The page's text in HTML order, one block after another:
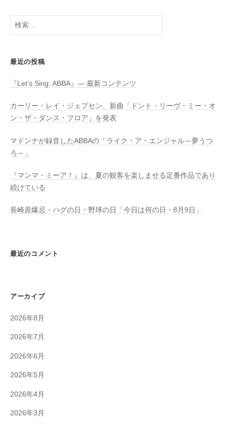
検
最近の投稿
『Let’s Sing: ABBA』― 最新コンテンツ
カーリー・レイ・ジェプセン、新曲「ドント・リーヴ・ミー・オ
ン・ザ・ダンス・フロア」を発表
マドンナが録音したABBAの「ライク・ア・エンジャル～夢うつ
ろ～」
『マンマ・ミーア！』は、夏の観客を楽しませる定番作品であり
続けている
長崎原爆忌・ハグの日・野球の日「今日は何の日・8月9日」
最近のコメント
アーカイブ
2026年8月
2026年7月
2026年6月
2026年5月
2026年4月
2026年3月